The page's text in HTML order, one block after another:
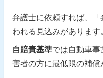
弁護士に依頼すれば、
われる見込みがあります
自賠責基準では自動車事
害者の方に最低限の補償